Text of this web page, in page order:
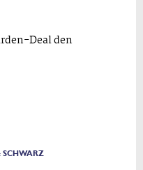
Deal den
SCHWARZ